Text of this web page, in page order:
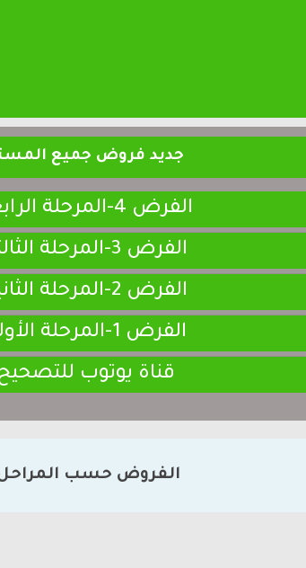
جديد فروض جميع
الفرض 4-المرحلة الرابعة
الفرض 3-المرحلة الثالثة
الفرض 2-المرحلة الثانية
الفرض 1-المرحلة الأولى
قناة يوتوب
الفروض حسب